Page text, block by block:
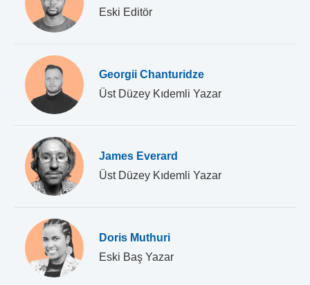
Eski Editör
Georgii Chanturidze
Üst Düzey Kıdemli Yazar
James Everard
Üst Düzey Kıdemli Yazar
Doris Muthuri
Eski Baş Yazar